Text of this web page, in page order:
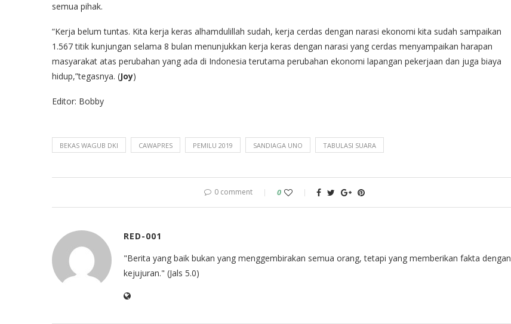
semua pihak.
“Kerja belum tuntas. Kita kerja keras alhamdulillah sudah, kerja cerdas dengan narasi ekonomi kita sudah sampaikan
1.567 titik kunjungan selama 8 bulan menunjukkan kerja keras dengan narasi yang cerdas menyampaikan harapan
masyarakat atas perubahan yang ada di Indonesia terutama perubahan ekonomi lapangan pekerjaan dan juga biaya
hidup,”tegasnya. (Joy)
Editor: Bobby
BEKAS WAGUB DKI CAWAPRES PEMILU 2019 SANDIAGA UNO TABULASI SUARA
0 comment 0
RED-001
"Berita yang baik bukan yang menggembirakan semua orang, tetapi yang memberikan fakta dengan
kejujuran." (Jals 5.0)